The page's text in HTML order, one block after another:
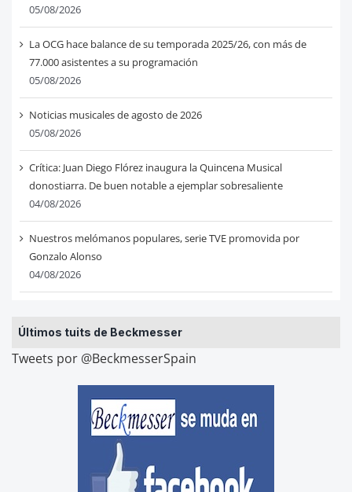
05/08/2026
La OCG hace balance de su temporada 2025/26, con más de
77.000 asistentes a su programación
05/08/2026
Noticias musicales de agosto de 2026
05/08/2026
Crítica: Juan Diego Flórez inaugura la Quincena Musical
donostiarra. De buen notable a ejemplar sobresaliente
04/08/2026
Nuestros melómanos populares, serie TVE promovida por
Gonzalo Alonso
04/08/2026
Últimos tuits de Beckmesser
Tweets por @BeckmesserSpain